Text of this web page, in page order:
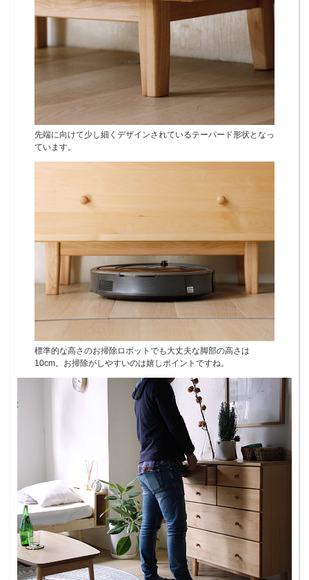
先端に向けて少し細くデザインされているテーパード形状となっ
ています。
標準的な高さのお掃除ロボットでも大丈夫な脚部の高さは
10cm。お掃除がしやすいのは嬉しポイントですね。